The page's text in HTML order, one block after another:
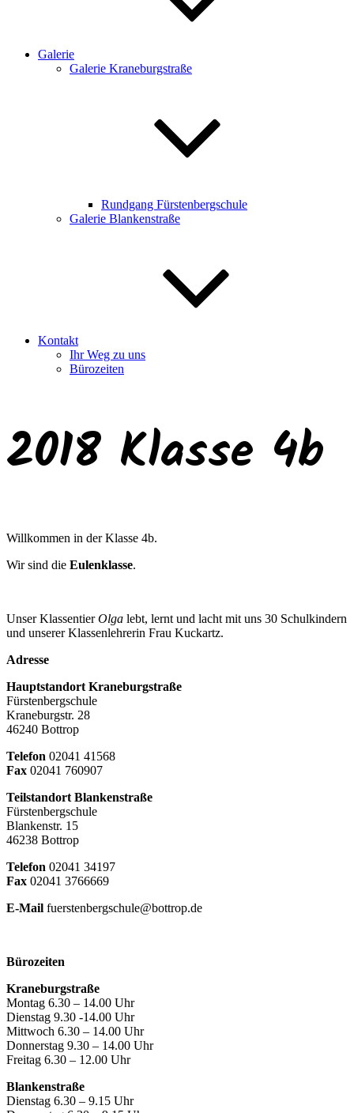
Galerie
Galerie Kraneburgstraße
Rundgang Fürstenbergschule
Galerie Blankenstraße
Kontakt
Ihr Weg zu uns
Bürozeiten
2018 Klasse 4b
Willkommen in der Klasse 4b.
Wir sind die Eulenklasse.
Unser KlassentierOlga lebt, lernt und lacht mit uns 30 Schulkindern
und unserer Klassenlehrerin Frau Kuckartz.
Adresse
Hauptstandort Kraneburgstraße
Fürstenbergschule
Kraneburgstr. 28
46240 Bottrop
Telefon 02041 41568
Fax 02041 760907
Teilstandort Blankenstraße
Fürstenbergschule
Blankenstr. 15
46238 Bottrop
Telefon 02041 34197
Fax 02041 3766669
E-Mail fuerstenbergschule@bottrop.de
Bürozeiten
Kraneburgstraße
Montag 6.30 – 14.00 Uhr
Dienstag 9.30 -14.00 Uhr
Mittwoch 6.30 – 14.00 Uhr
Donnerstag 9.30 – 14.00 Uhr
Freitag 6.30 – 12.00 Uhr
Blankenstraße
Dienstag 6.30 – 9.15 Uhr